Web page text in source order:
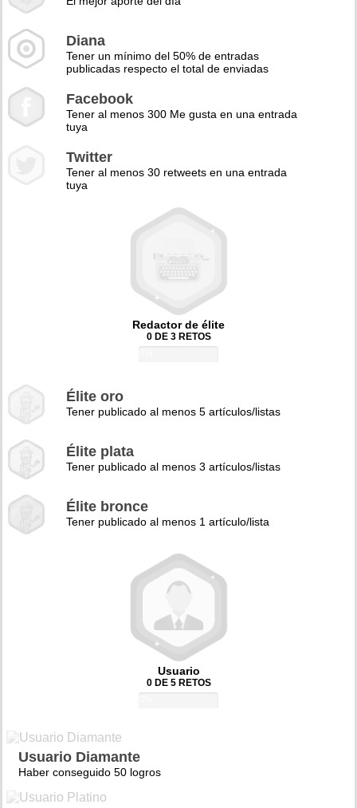
Diana
Tener un mínimo del 50% de entradas
publicadas respecto el total de enviadas
Facebook
Tener al menos 300 Me gusta en una entrada
tuya
Twitter
Tener al menos 30 retweets en una entrada
tuya
Redactor de élite
0 DE 3 RETOS
Élite oro
Tener publicado al menos 5 artículos/listas
Élite plata
Tener publicado al menos 3 artículos/listas
Élite bronce
Tener publicado al menos 1 artículo/lista
Usuario
0 DE 5 RETOS
Usuario Diamante
Haber conseguido 50 logros